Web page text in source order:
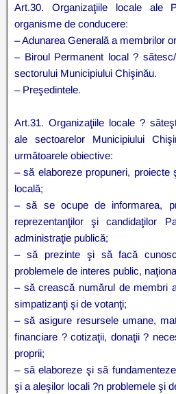
Art.30. Organizaţiile locale ale
organisme de conducere:
– Adunarea Generală a membrilor
– Biroul Permanent local ?
sectorului Municipiului Chişinău.
– Preşedintele.
Art.31. Organizaţiile locale ?
ale sectoarelor Municipiului
următoarele obiective:
– să elaboreze propuneri, proiecte
locală;
– să se ocupe de informarea,
reprezentanţilor şi candidaţilor
administraţie publică;
– să prezinte şi să facă
problemele de interes public,
– să crească numărul de membri
simpatizanţi şi de votanţi;
– să asigure resursele umane,
financiare ? cotizaţii, donaţii ?
proprii;
– să elaboreze şi să
şi a aleşilor locali ?n problemele şi